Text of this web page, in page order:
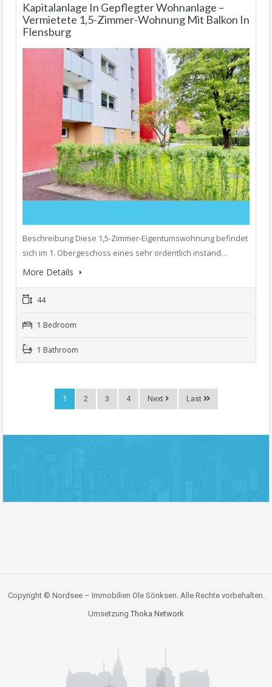
Kapitalanlage In Gepflegter Wohnanlage –
Vermietete 1,5-Zimmer-Wohnung Mit Balkon In
Flensburg
Beschreibung Diese 1,5-Zimmer-Eigentumswohnung befindet
sich im 1. Obergeschoss eines sehr ordentlich instand…
More Details
44
1 Bedroom
1 Bathroom
1 2 3 4 Next Last
Copyright © Nordsee – Immobilien Ole Sönksen. Alle Rechte vorbehalten.
Umsetzung Thoka Network